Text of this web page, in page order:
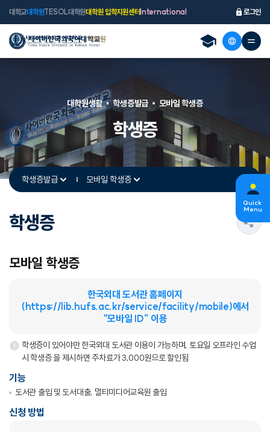
대학교대학원TESOL대학원대학원 입학지원센터 International 로그인
학생증
대학원생활 학생증발급 모바일 학생증
학생증발급 모바일 학생증
학생증
모바일 학생증
한국외대 도서관 홈페이지
(https://lib.hufs.ac.kr/service/facility/mobile)에서
“모바일 ID” 이용
학생증이 있어야만 한국외대 도서관 이용이 가능하며, 토요일 오프라인 수업
시 학생증 을 제시하면 주차료가 3,000원으로 할인됨
기능
도서관 출입 및 도서대출, 멀티미디어교육원 출입
신청 방법
Quick
Menu